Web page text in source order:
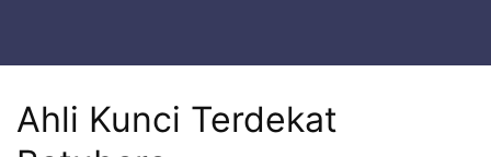
Ahli Kunci Terdekat